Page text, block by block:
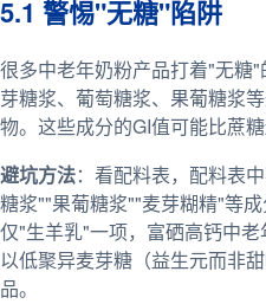
5.1 警惕"无糖"陷阱
很多中老年奶粉产品打着"无糖
芽糖浆、葡萄糖浆、果葡糖浆
物。这些成分的GI值可能比蔗
避坑方法：看配料表，配料表
糖浆""果葡糖浆""麦芽糊精"等
仅"生羊乳"一项，富硒高钙中
以低聚异麦芽糖（益生元而非
品。